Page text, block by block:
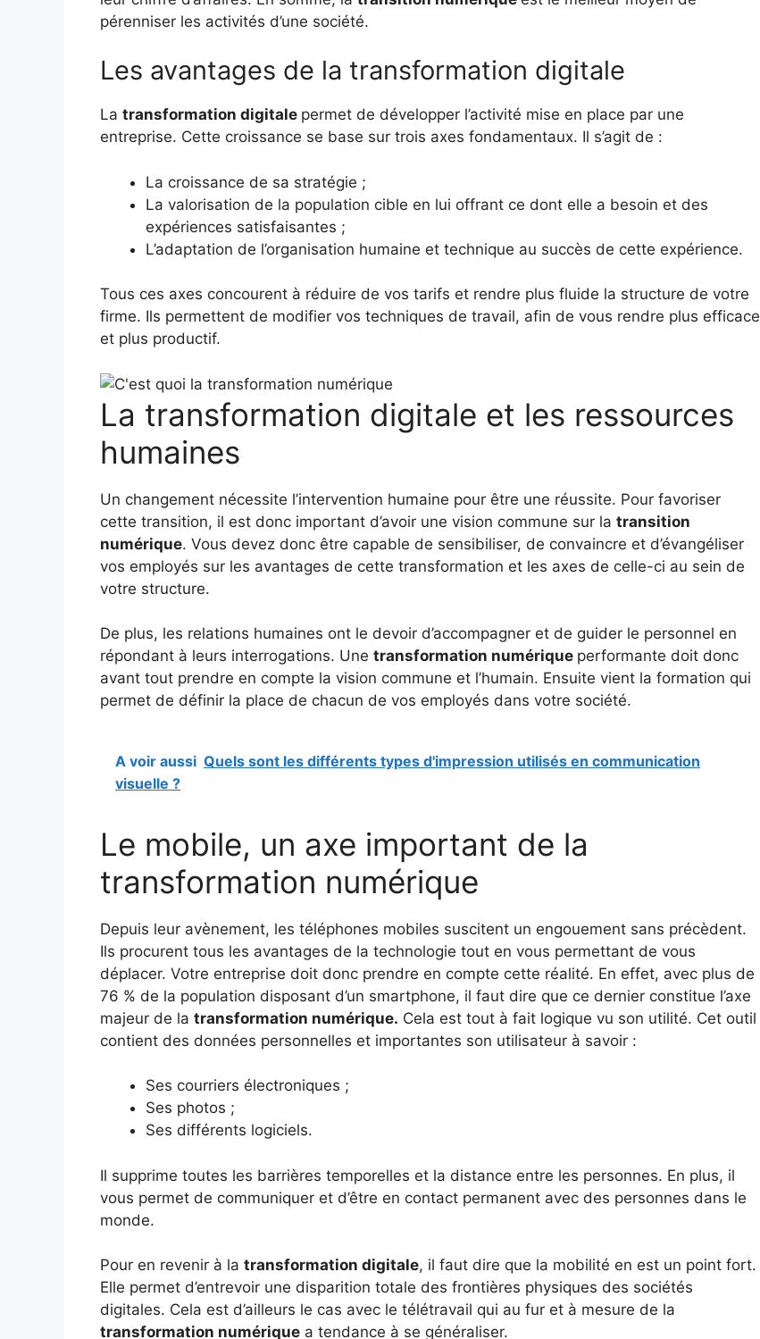
pérenniser les activités d’une société.
Les avantages de la transformation digitale
La transformation digitale permet de développer l’activité mise en place par une
entreprise. Cette croissance se base sur trois axes fondamentaux. Il s’agit de :
La croissance de sa stratégie ;
La valorisation de la population cible en lui offrant ce dont elle a besoin et des
expériences satisfaisantes ;
L’adaptation de l’organisation humaine et technique au succès de cette expérience.
Tous ces axes concourent à réduire de vos tarifs et rendre plus fluide la structure de votre
firme. Ils permettent de modifier vos techniques de travail, afin de vous rendre plus efficace
et plus productif.
La transformation digitale et les ressources
humaines
Un changement nécessite l’intervention humaine pour être une réussite. Pour favoriser
cette transition, il est donc important d’avoir une vision commune sur la transition
numérique. Vous devez donc être capable de sensibiliser, de convaincre et d’évangéliser
vos employés sur les avantages de cette transformation et les axes de celle-ci au sein de
votre structure.
De plus, les relations humaines ont le devoir d’accompagner et de guider le personnel en
répondant à leurs interrogations. Une transformation numérique performante doit donc
avant tout prendre en compte la vision commune et l’humain. Ensuite vient la formation qui
permet de définir la place de chacun de vos employés dans votre société.
A voir aussi Quels sont les différents types d'impression utilisés en communication
visuelle ?
Le mobile, un axe important de la
transformation numérique
Depuis leur avènement, les téléphones mobiles suscitent un engouement sans précèdent.
Ils procurent tous les avantages de la technologie tout en vous permettant de vous
déplacer. Votre entreprise doit donc prendre en compte cette réalité. En effet, avec plus de
76 % de la population disposant d’un smartphone, il faut dire que ce dernier constitue l’axe
majeur de la transformation numérique. Cela est tout à fait logique vu son utilité. Cet outil
contient des données personnelles et importantes son utilisateur à savoir :
Ses courriers électroniques ;
Ses photos ;
Ses différents logiciels.
Il supprime toutes les barrières temporelles et la distance entre les personnes. En plus, il
vous permet de communiquer et d’être en contact permanent avec des personnes dans le
monde.
Pour en revenir à la transformation digitale, il faut dire que la mobilité en est un point fort.
Elle permet d’entrevoir une disparition totale des frontières physiques des sociétés
digitales. Cela est d’ailleurs le cas avec le télétravail qui au fur et à mesure de la
transformation numérique a tendance à se généraliser.